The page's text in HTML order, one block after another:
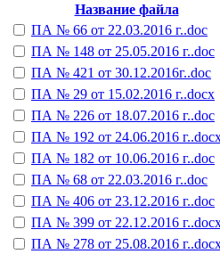
Название файла
ПА № 66 от 22.03.2016 г..doc
ПА № 148 от 25.05.2016 г..doc
ПА № 421 от 30.12.2016г..doc
ПА № 29 от 15.02.2016 г..docx
ПА № 226 от 18.07.2016 г..doc
ПА № 192 от 24.06.2016
ПА № 182 от 10.06.2016 г..doc
ПА № 68 от 22.03.2016 г..doc
ПА № 406 от 23.12.2016 г..doc
ПА № 399 от 22.12.2016
ПА № 278 от 25.08.2016